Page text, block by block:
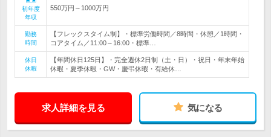
初年度
年収
550万円～1000万円
勤務
時間
【フレックスタイム制】・標準労働時間／8時間・休憩／1時間・
コアタイム／11:00～16:00・標準…
休日
休暇
【年間休日125日】・完全週休2日制（土・日）・祝日・年末年始
休暇・夏季休暇・GW・慶弔休暇・有給休…
求人詳細を見る 気になる